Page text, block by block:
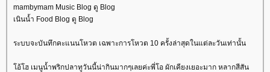
mambymam Music Blog ดู Blog
เนินน้ำ Food Blog ดู Blog
ระบบจะบันทึกคะแนนโหวต เฉพาะการโหวต 10 ครั้งล่าสุดในแต่ละวันเท่านั้น
อ้โฮ เมนูนํ้าพริกปลาทูวันนี้น่ากินมากๆเลยค่ะพี่โอ ผักเคียงเยอะมาก หลากสีสัน